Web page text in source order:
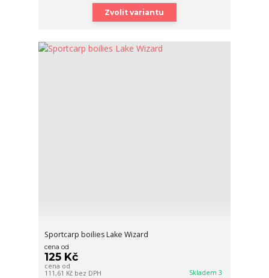
Zvolit variantu
Sportcarp boilies Lake Wizard
cena od
125 Kč
cena od
111,61 Kč bez DPH Skladem 3